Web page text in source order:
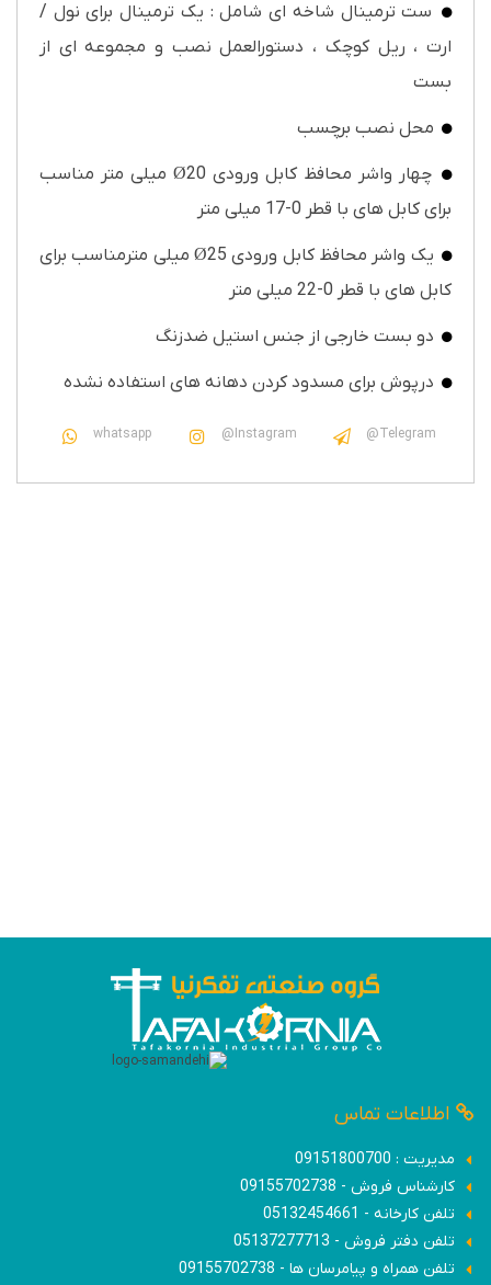
ست ترمینال شاخه ای شامل : یک ترمینال برای نول /
ارت ، ریل کوچک ، دستورالعمل نصب و مجموعه ای از
بست
محل نصب برچسب
چهار واشر محافظ کابل ورودی Ø20 میلی متر مناسب
برای کابل های با قطر 0-17 میلی متر
یک واشر محافظ کابل ورودی Ø25 میلی مترمناسب برای
کابل های با قطر 0-22 میلی متر
دو بست خارجی از جنس استیل ضدزنگ
درپوش برای مسدود کردن دهانه های استفاده نشده
@Telegram
@Instagram
whatsapp
اطلاعات تماس
مدیریت : 09151800700
کارشناس فروش - 09155702738
تلفن کارخانه - 05132454661
تلفن دفتر فروش - 05137277713
تلفن همراه و پیامرسان ها - 09155702738